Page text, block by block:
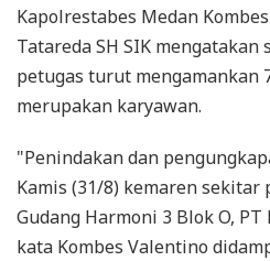
Kapolrestabes Medan
Tatareda SH SIK
petugas turut mengamankan
merupakan karyawan.
"Penindakan dan
Kamis (31/8) kemaren sekitar
Gudang Harmoni 3 Blok O,
kata Kombes Valentino